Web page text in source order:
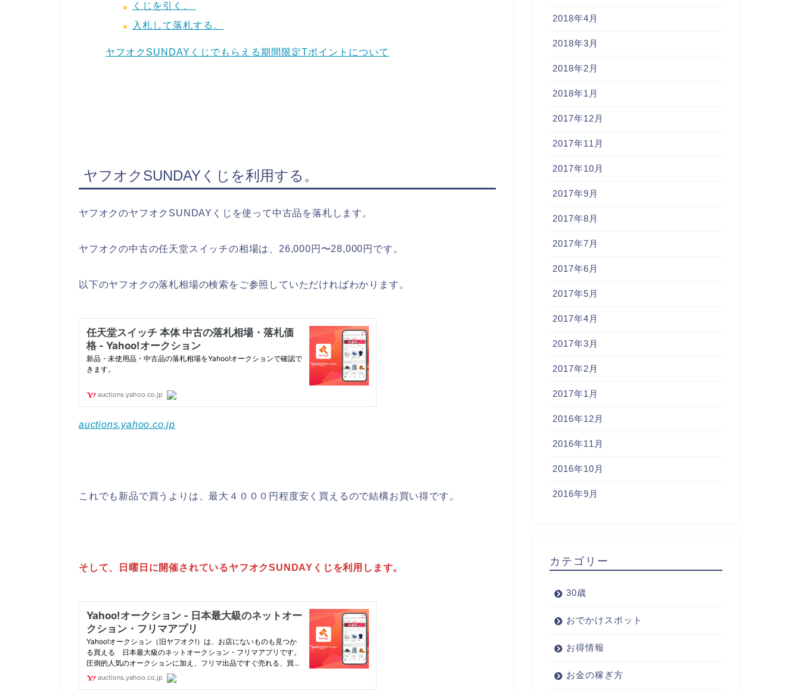
くじを引く。
入札して落札する。
ヤフオクSUNDAYくじでもらえる期間限定Tポイントについて
ヤフオクSUNDAYくじを利用する。
ヤフオクのヤフオクSUNDAYくじを使って中古品を落札します。
ヤフオクの中古の任天堂スイッチの相場は、26,000円〜28,000円です。
以下のヤフオクの落札相場の検索をご参照していただければわかります。
auctions.yahoo.co.jp
これでも新品で買うよりは、最大４０００円程度安く買えるので結構お買い得です。
そして、日曜日に開催されているヤフオクSUNDAYくじを利用します。
2018年4月
2018年3月
2018年2月
2018年1月
2017年12月
2017年11月
2017年10月
2017年9月
2017年8月
2017年7月
2017年6月
2017年5月
2017年4月
2017年3月
2017年2月
2017年1月
2016年12月
2016年11月
2016年10月
2016年9月
カテゴリー
30歳
おでかけスポット
お得情報
お金の稼ぎ方